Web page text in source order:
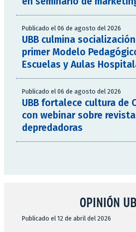
Publicado el 06 de agosto del 2026
UBB culmina
primer Modelo
Escuelas y Aulas
Publicado el 06 de agosto del 2026
UBB fortalece cultura de
con webinar sobre
depredadoras
OPINIÓN
Publicado el 12 de abril del 2026